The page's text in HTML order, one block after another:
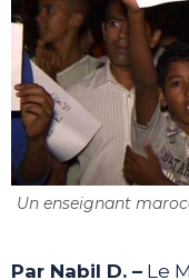
Un enseignant
Par Nabil D. – Le